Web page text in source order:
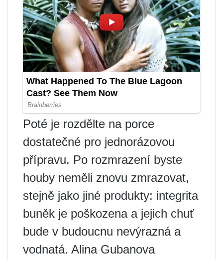
Poté je rozdělte na porce
dostatečné pro jednorázovou
přípravu. Po rozmrazení byste
houby neměli znovu zmrazovat,
stejně jako jiné produkty: integrita
buněk je poškozena a jejich chuť
bude v budoucnu nevýrazná a
vodnatá. Alina Gubanova